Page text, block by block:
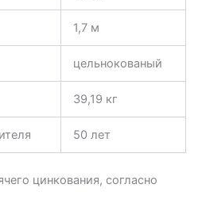
1,7 м
цельнокованый
39,19 кг
50 лет
цинкования, согласно